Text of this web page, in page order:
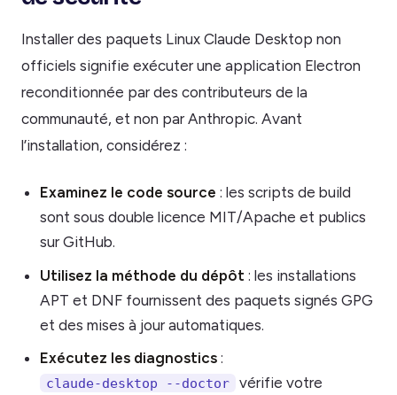
Installer des paquets Linux Claude Desktop non
officiels signifie exécuter une application Electron
reconditionnée par des contributeurs de la
communauté, et non par Anthropic. Avant
l’installation, considérez :
Examinez le code source : les scripts de build
sont sous double licence MIT/Apache et publics
sur GitHub.
Utilisez la méthode du dépôt : les installations
APT et DNF fournissent des paquets signés GPG
et des mises à jour automatiques.
Exécutez les diagnostics:
claude-desktop --doctor
vérifie votre